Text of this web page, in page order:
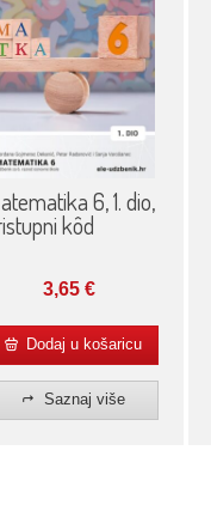
6, 1. dio,
kôd
3,65€
Dodaj u košaricu
Saznaj više